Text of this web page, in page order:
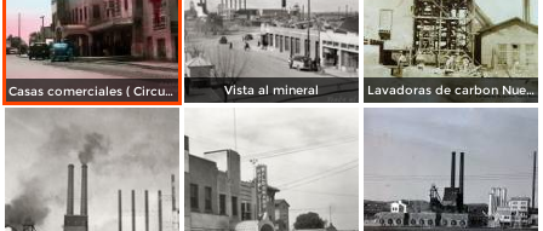
Casas comerciales ( Circulada el 20 de Diciembre de 1948 ). Vista al mineral Lavadoras de carbon Nueva Rosita, Coahuila.